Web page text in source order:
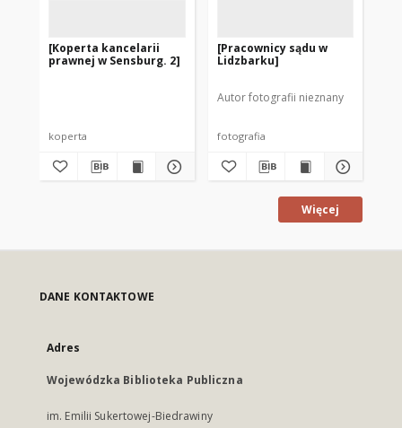
[Koperta kancelarii
prawnej w Sensburg. 2]
koperta
[Pracownicy sądu w
Lidzbarku]
Autor fotografii nieznany
fotografia
Więcej
DANE KONTAKTOWE
Adres
Wojewódzka Biblioteka Publiczna
im. Emilii Sukertowej-Biedrawiny